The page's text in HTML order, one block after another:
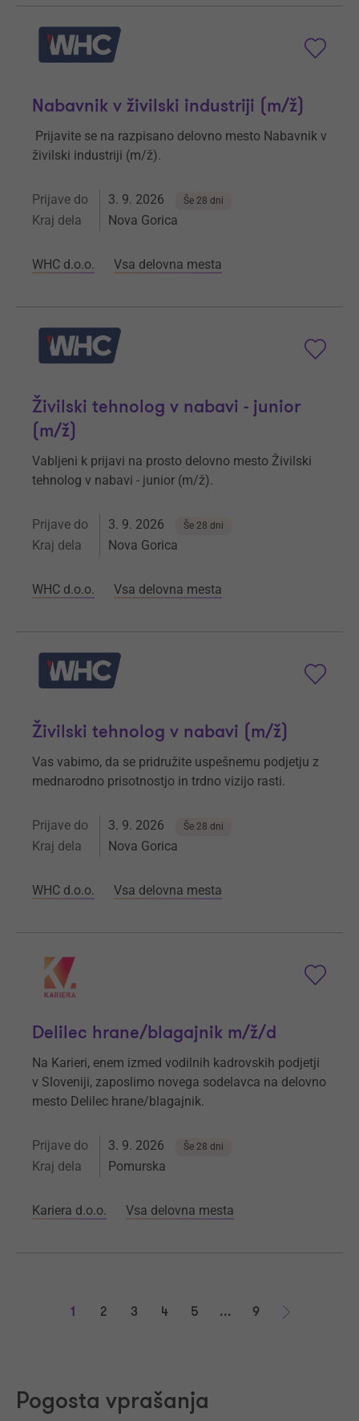
Nabavnik v živilski industriji (m/ž)
Prijavite se na razpisano delovno mesto Nabavnik v
živilski industriji (m/ž).
Prijave do 3. 9. 2026 Še 28 dni
Kraj dela Nova Gorica
WHC d.o.o. Vsa delovna mesta
Živilski tehnolog v nabavi - junior
(m/ž)
Vabljeni k prijavi na prosto delovno mesto Živilski
tehnolog v nabavi - junior (m/ž).
Prijave do 3. 9. 2026 Še 28 dni
Kraj dela Nova Gorica
WHC d.o.o. Vsa delovna mesta
Živilski tehnolog v nabavi (m/ž)
Vas vabimo, da se pridružite uspešnemu podjetju z
mednarodno prisotnostjo in trdno vizijo rasti.
Prijave do 3. 9. 2026 Še 28 dni
Kraj dela Nova Gorica
WHC d.o.o. Vsa delovna mesta
Delilec hrane/blagajnik m/ž/d
Na Karieri, enem izmed vodilnih kadrovskih podjetji
v Sloveniji, zaposlimo novega sodelavca na delovno
mesto Delilec hrane/blagajnik.
Prijave do 3. 9. 2026 Še 28 dni
Kraj dela Pomurska
Kariera d.o.o. Vsa delovna mesta
1 2 3 4 5 ...
9
Pogosta vprašanja